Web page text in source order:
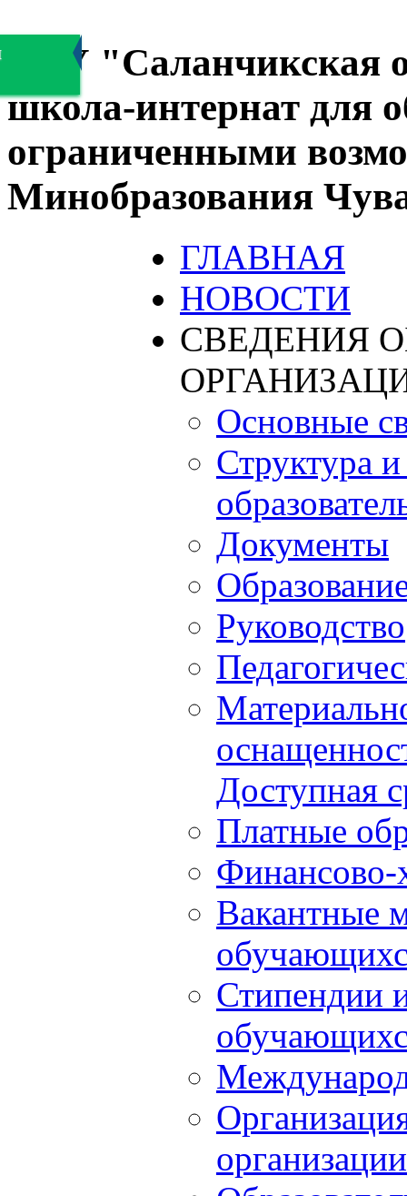
БОУ "Саланчикская
школа-интернат для
ограниченными
Минобразования
ГЛАВНАЯ
НОВОСТИ
СВЕДЕНИЯ
Основные
Структура
Документы
Руководство
Доступная
Платные
Финансово-
Вакантные
Стипендии
организации